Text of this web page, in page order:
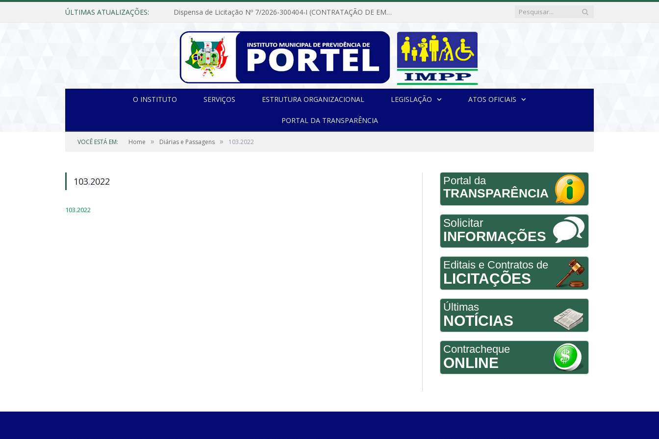
ÚLTIMAS ATUALIZAÇÕES: Dispensa de Licitação Nº 7/2026-300404-I (CONTRATAÇÃO DE EMPRESA PARA MANUTENÇÃO E REPARAÇÃO DE APARELHOS DE AR CONDICIONADO, EM ATENDIMENTO ÀS NECESSIDADES DO INSTITUTO DE PREVIDÊNCIA MUNICIPAL DE PORTEL/PA)
O INSTITUTO SERVIÇOS ESTRUTURA ORGANIZACIONAL LEGISLAÇÃO ATOS OFICIAIS
PORTAL DA TRANSPARÊNCIA
VOCÊ ESTÁ EM: Home » Diárias e Passagens » 103.2022
103.2022
103.2022
Portal da
TRANSPARÊNCIA
Solicitar
INFORMAÇÕES
Editais e Contratos de
LICITAÇÕES
Últimas
NOTÍCIAS
Contracheque
ONLINE